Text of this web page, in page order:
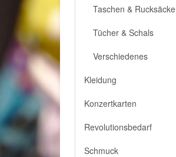
Taschen & Rucksäcke
Tücher & Schals
Verschiedenes
Kleidung
Konzertkarten
Revolutionsbedarf
Schmuck